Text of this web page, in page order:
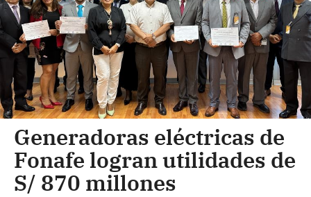
Generadoras eléctricas de
Fonafe logran utilidades de
S/ 870 millones